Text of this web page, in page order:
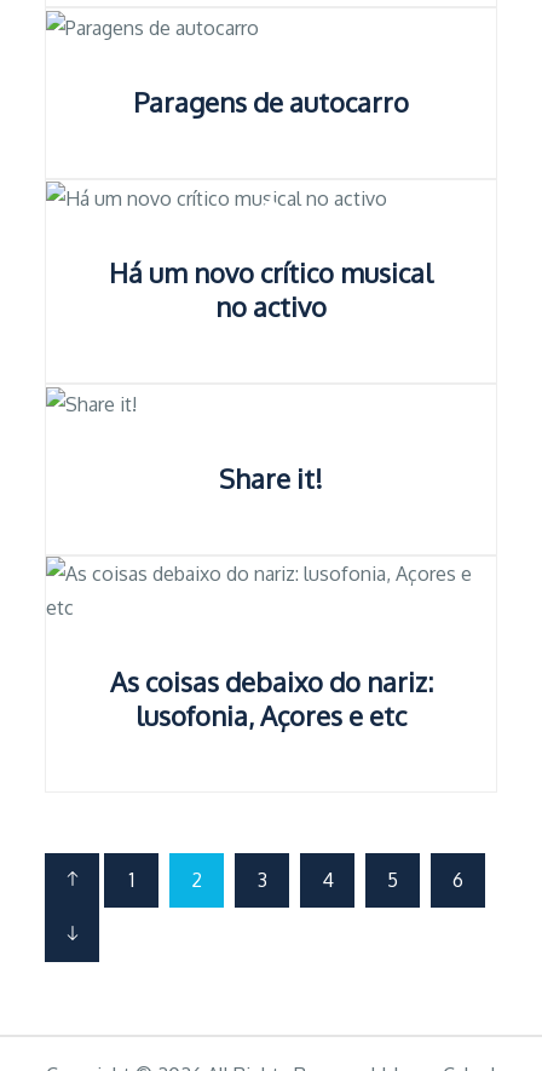
Paragens de autocarro
Há um novo crítico musical
no activo
Share it!
As coisas debaixo do nariz:
lusofonia, Açores e etc
Paginação
dos
1 2 3 4 5 6